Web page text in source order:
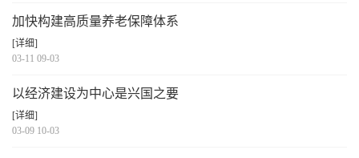
加快构建高质量养老保障体系
[详细]
03-11 09-03
以经济建设为中心是兴国之要
[详细]
03-09 10-03